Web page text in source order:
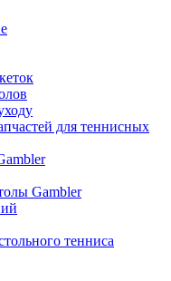
для теннисных
Gambler
тенниса